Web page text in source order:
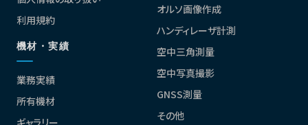
利用規約
オルソ画像作成
ハンディレーザ計測
空中三角測量
空中写真撮影
GNSS測量
その他
機材・実績
業務実績
所有機材
ギャラリー